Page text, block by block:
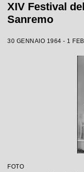
XIV Festival
Sanremo
30 GENNAIO 1964 - 1
FOTO